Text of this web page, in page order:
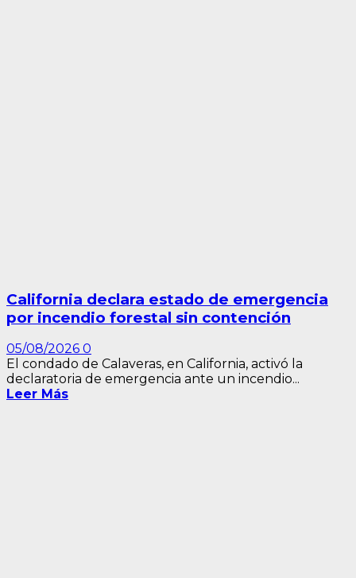
California declara estado de emergencia
por incendio forestal sin contención
05/08/2026 0
El condado de Calaveras, en California, activó la
declaratoria de emergencia ante un incendio...
Leer Más